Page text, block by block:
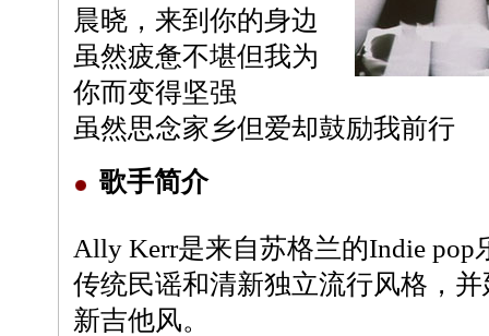
晨晓，来到你的身边
虽然疲惫不堪但我为
你而变得坚强
虽然思念家乡但爱却鼓励我前行
歌手简介
Ally Kerr是来自苏格兰的Indie
传统民谣和清新独立流行风格，
新吉他风。